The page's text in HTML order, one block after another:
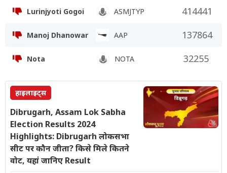
Lurinjyoti Gogoi ASMJTYP 414441
Manoj Dhanowar AAP 137864
Nota NOTA 32255
हाइलाइट्स
Dibrugarh, Assam Lok Sabha
Election Results 2024
Highlights: Dibrugarh लोकसभा
सीट पर कौन जीता? किसे मिले कितने
वोट, यहां जानिए Result